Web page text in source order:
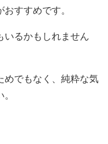
すすめです。
いるかもしれません
めでもなく、純粋な気